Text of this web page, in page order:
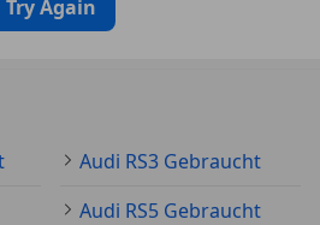
Try Again
Audi RS3 Gebraucht
Audi RS5 Gebraucht